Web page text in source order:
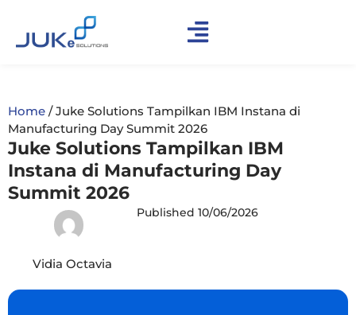
Home /Juke Solutions Tampilkan IBM Instana di
Manufacturing Day Summit 2026
Juke Solutions Tampilkan IBM
Instana di Manufacturing Day
Summit 2026
Vidia Octavia
Published 10/06/2026